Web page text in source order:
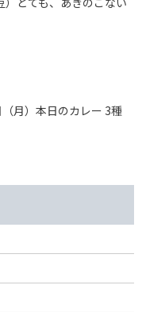
月）本日のカレー 3種